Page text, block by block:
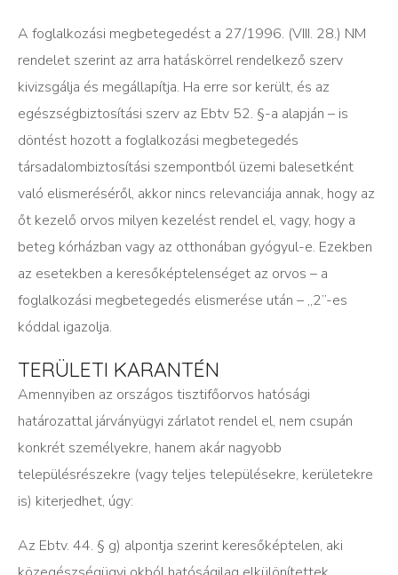
A foglalkozási megbetegedést a 27/1996. (VIII. 28.) NM
rendelet szerint az arra hatáskörrel rendelkező szerv
kivizsgálja és megállapítja. Ha erre sor került, és az
egészségbiztosítási szerv az Ebtv 52. §-a alapján – is
döntést hozott a foglalkozási megbetegedés
társadalombiztosítási szempontból üzemi balesetként
való elismeréséről, akkor nincs relevanciája annak, hogy az
őt kezelő orvos milyen kezelést rendel el, vagy, hogy a
beteg kórházban vagy az otthonában gyógyul-e. Ezekben
az esetekben a keresőképtelenséget az orvos – a
foglalkozási megbetegedés elismerése után – „2”-es
kóddal igazolja.
TERÜLETI KARANTÉN
Amennyiben az országos tisztifőorvos hatósági
határozattal járványügyi zárlatot rendel el, nem csupán
konkrét személyekre, hanem akár nagyobb
településrészekre (vagy teljes településekre, kerületekre
is) kiterjedhet, úgy:
Az Ebtv. 44. § g) alpontja szerint keresőképtelen, aki